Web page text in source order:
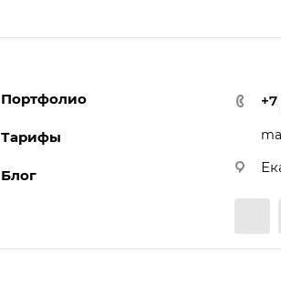
Портфолио
Тарифы
Блог